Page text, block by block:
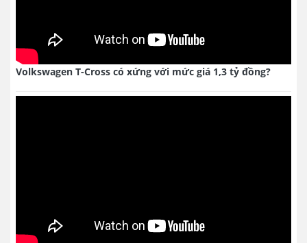
Volkswagen T-Cross có xứng với mức giá 1,3 tỷ đồng?